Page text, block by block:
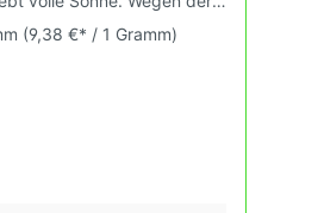
Fruchtfolge einhalten.
pikieren.
(9,38 €* / 1 Gramm)